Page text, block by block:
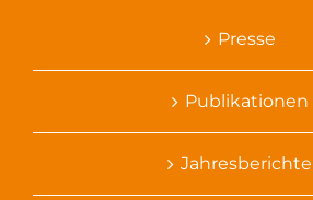
Presse
Publikationen
Jahresberichte